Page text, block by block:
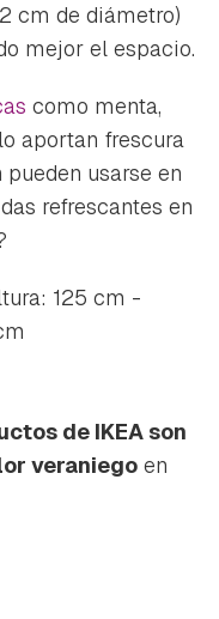
cm de diámetro)
mejor el espacio.
como menta,
aportan frescura
usarse en
refrescantes en
125 cm -
de IKEA son
veraniego en